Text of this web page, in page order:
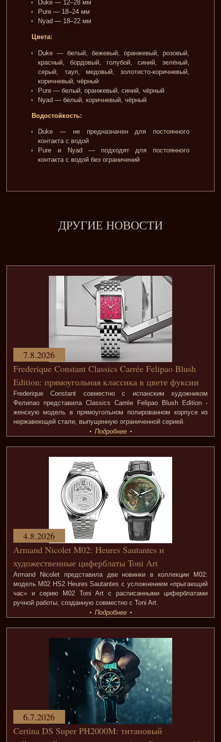
Duke — 12–28 мм
Pure — 18–24 мм
Nyad — 18–22 мм
Цвета:
Duke — белый, бежевый, оранжевый, розовый,
красный, бордовый, голубой, синий, зелёный,
серый, тауп, медовый, золотисто-коричневый,
коричневый, чёрный
Pure — белый, оранжевый, синий, чёрный
Nyad — белый, коричневый, чёрный
Водостойкость:
Duke — не предназначен для постоянного
контакта с водой
Pure и Nyad — подходят для постоянного
контакта с водой без ограничений
ДРУГИЕ НОВОСТИ
Frederique Constant Classics Carrée Felipao Blush
Edition: прямоугольная классика в цвете фуксии
Frederique Constant совместно с испанским художником
Фелипао представила Classics Carrée Felipao Blush Edition -
женскую модель в прямоугольном полированном корпусе из
нержавеющей стали, выпущенную ограниченной серией.
7.8.2026
Подробнее
Armand Nicolet M02: Heures Sautantes и
художественные циферблаты Toni Art
Armand Nicolet представила две новинки в коллекции M02:
модель M02 HS2 Heures Sautantes с усложнением «прыгающий
час» и серию M02 Toni Art с расписанными циферблатами
ручной работы, созданную совместно с Toni Art.
4.8.2026
Подробнее
Certina DS Super PH2000M: титановый
6.7.2026